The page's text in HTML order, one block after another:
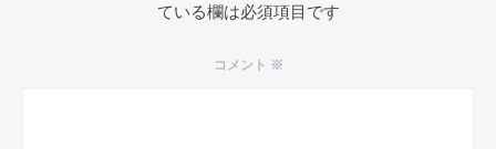
ている欄は必須項目です
コメント ※